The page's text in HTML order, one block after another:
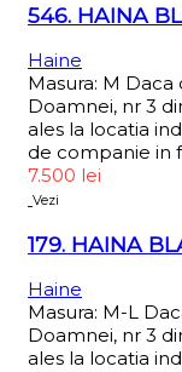
546. HAINA
Haine
Masura: M
Doamnei, nr 3
ales la locatia
de companie in
7.500 lei
Vezi
179. HAINA
Haine
Masura: M-L
Doamnei, nr 3
ales la locatia